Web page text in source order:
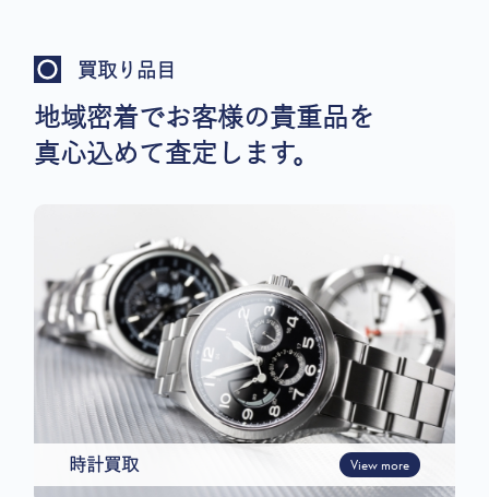
買取り品目
地域密着でお客様の貴重品を
真心込めて査定します。
時計買取 View more